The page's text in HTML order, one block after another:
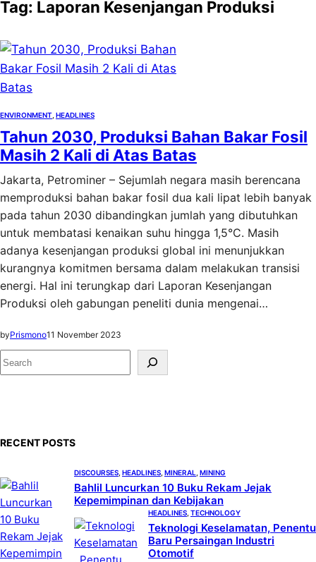
Tag: Laporan Kesenjangan Produksi
ENVIRONMENT HEADLINES
Tahun 2030, Produksi Bahan Bakar Fosil
Masih 2 Kali di Atas Batas
Jakarta, Petrominer – Sejumlah negara masih berencana
memproduksi bahan bakar fosil dua kali lipat lebih banyak
pada tahun 2030 dibandingkan jumlah yang dibutuhkan
untuk membatasi kenaikan suhu hingga 1,5°C. Masih
adanya kesenjangan produksi global ini menunjukkan
kurangnya komitmen bersama dalam melakukan transisi
energi. Hal ini terungkap dari Laporan Kesenjangan
Produksi oleh gabungan peneliti dunia mengenai…
byPrismono11 November 2023
S
e
RECENT POSTS
DISCOURSES HEADLINES MINERAL MINING
Bahlil Luncurkan 10 Buku Rekam Jejak
Kepemimpinan dan Kebijakan
HEADLINES TECHNOLOGY
Teknologi Keselamatan, Penentu
Baru Persaingan Industri
Otomotif